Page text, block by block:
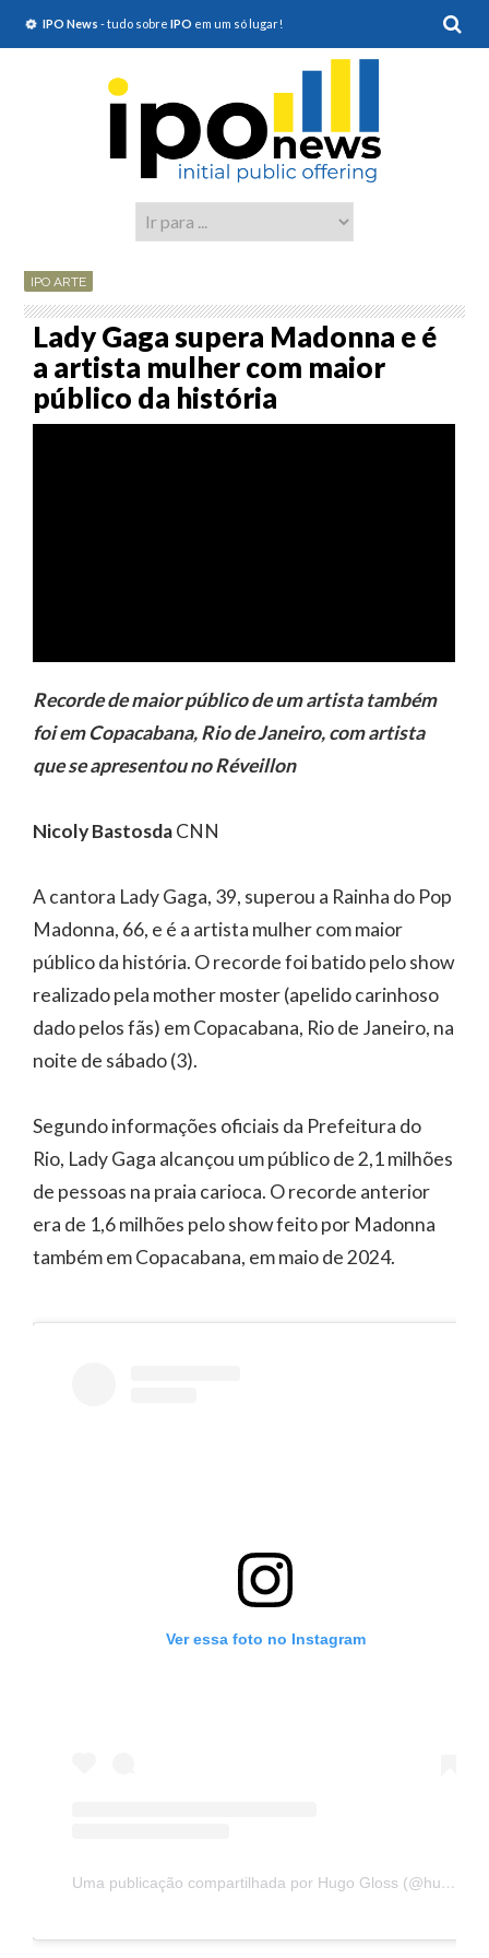
IPO News - tudo sobre IPO em um só lugar!
IPO ARTE
Lady Gaga supera Madonna e é
a artista mulher com maior
público da história
Recorde de maior público de um artista também
foi em Copacabana, Rio de Janeiro, com artista
que se apresentou no Réveillon
Nicoly BastosdaCNN
A cantora Lady Gaga, 39, superou a Rainha do Pop
Madonna, 66, e é a artista mulher com maior
público da história. O recorde foi batido pelo show
realizado pela mother moster (apelido carinhoso
dado pelos fãs) em Copacabana, Rio de Janeiro, na
noite de sábado (3).
Segundo informações oficiais da Prefeitura do
Rio, Lady Gaga alcançou um público de 2,1 milhões
de pessoas na praia carioca. O recorde anterior
era de 1,6 milhões pelo show feito por Madonna
também em Copacabana, em maio de 2024.
Ver essa foto no Instagram
Uma publicação compartilhada por Hugo Gloss (@hugogloss)